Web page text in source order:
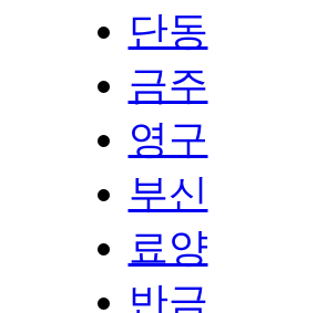
단동
금주
영구
부신
료양
반금